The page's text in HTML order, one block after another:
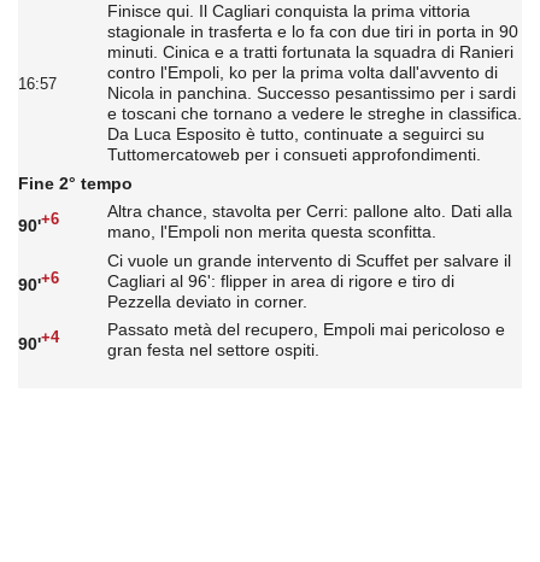
16:57
Finisce qui. Il Cagliari conquista la prima vittoria
stagionale in trasferta e lo fa con due tiri in porta in 90
minuti. Cinica e a tratti fortunata la squadra di Ranieri
contro l'Empoli, ko per la prima volta dall'avvento di
Nicola in panchina. Successo pesantissimo per i sardi
e toscani che tornano a vedere le streghe in classifica.
Da Luca Esposito è tutto, continuate a seguirci su
Tuttomercatoweb per i consueti approfondimenti.
Fine 2° tempo
90'+6
Altra chance, stavolta per Cerri: pallone alto. Dati alla
mano, l'Empoli non merita questa sconfitta.
90'+6
Ci vuole un grande intervento di Scuffet per salvare il
Cagliari al 96': flipper in area di rigore e tiro di
Pezzella deviato in corner.
90'+4
Passato metà del recupero, Empoli mai pericoloso e
gran festa nel settore ospiti.